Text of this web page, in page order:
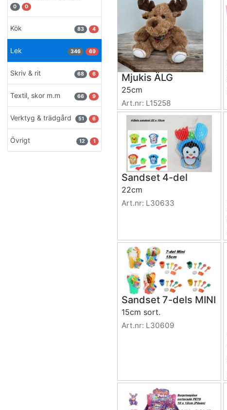
0 0
Kök 83 4
Lek 346 69
Skriv & rit 68 6
Textil, skor m.m 66 9
Verktyg & trädgård 51 6
Övrigt 12 1
Mjukis ÄLG
25cm
Art.nr: L15258
Sandset 4-del
22cm
Art.nr: L30633
Sandset 7-dels MINI
15cm sort.
Art.nr: L30609